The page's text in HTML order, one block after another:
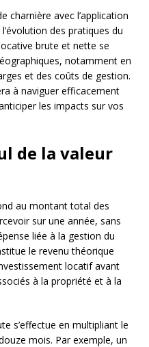
charnière avec l’application
des pratiques du
brute et nette se
notamment en
et des coûts de gestion.
à naviguer efficacement
les impacts sur vos
de la valeur
au montant total des
sur une année, sans
liée à la gestion du
le revenu théorique
locatif avant
à la propriété et à la
s’effectue en multipliant le
mois. Par exemple, un